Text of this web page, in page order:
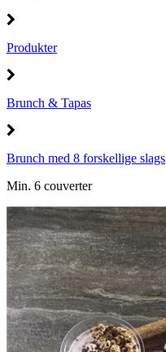
Produkter
Brunch & Tapas
Brunch med 8 forskellige slags
Min. 6 couverter